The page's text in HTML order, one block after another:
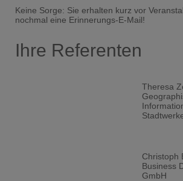
Keine Sorge: Sie erhalten kurz vor
nochmal eine Erinnerungs-E-Mail!
Ihre Referenten
Theresa
Christoph
Business
GmbH